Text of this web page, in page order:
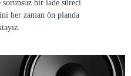
bir iade süreci
her zaman ön planda